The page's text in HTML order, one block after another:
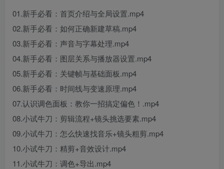
01.新手必看：首页介绍与全局设置.mp4
02.新手必看：如何正确新建草稿.mp4
03.新手必看：声音与字幕处理.mp4
04.新手必看：图层关系与播放器设置.mp4
05.新手必看：关键帧与基础面板.mp4
06.新手必看：时间线与变速原理.mp4
07.认识调色面板：教你一招搞定偏色！.mp4
08.小试牛刀：剪辑流程+镜头挑选要素.mp4
09.小试牛刀：怎么快速找音乐+镜头粗剪.mp4
10.小试牛刀：精剪+音效设计.mp4
11.小试牛刀：调色+导出.mp4